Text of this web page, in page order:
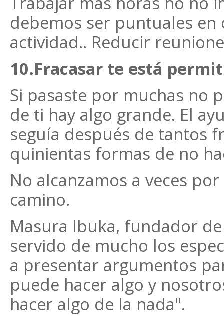
debemos ser puntuales
actividad.. Reducir
10.Fracasar te está
Si pasaste por muchas no
de ti hay algo grande. El
seguía después de tantos
quinientas formas de no
No alcanzamos a veces
camino.
Masura Ibuka, fundador
servido de mucho los
a presentar argumentos
puede hacer algo y
hacer algo de la nada".